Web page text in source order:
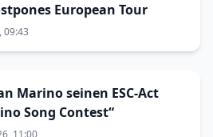
European Tour
09:43
Marino seinen ESC-Act
Song Contest“
11:00